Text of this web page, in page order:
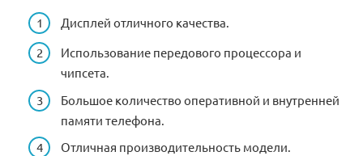
Дисплей отличного качества.
Использование передового процессора и
чипсета.
Большое количество оперативной и внутренней
памяти телефона.
Отличная производительность модели.